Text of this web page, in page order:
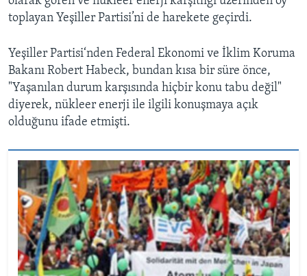
toplayan Yeşiller Partisi’ni de harekete geçirdi.
Yeşiller Partisi‘nden Federal Ekonomi ve İklim Koruma
Bakanı Robert Habeck, bundan kısa bir süre önce,
"Yaşanılan durum karşısında hiçbir konu tabu değil"
diyerek, nükleer enerji ile ilgili konuşmaya açık
olduğunu ifade etmişti.